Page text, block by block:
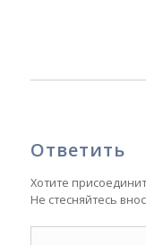
Ответить
Хотите
Не стесняйтесь